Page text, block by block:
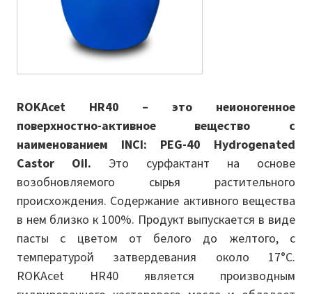
ROKAcet HR40 – это неионогенное
поверхностно-активное вещество с
наименованием INCI: PEG-40 Hydrogenated
Castor Oil. Это сурфактант на основе
возобновляемого сырья растительного
происхождения. Содержание активного вещества
в нем близко к 100%. Продукт выпускается в виде
пасты с цветом от белого до желтого, с
температурой затвердевания около 17°C.
ROKAcet HR40 является производным